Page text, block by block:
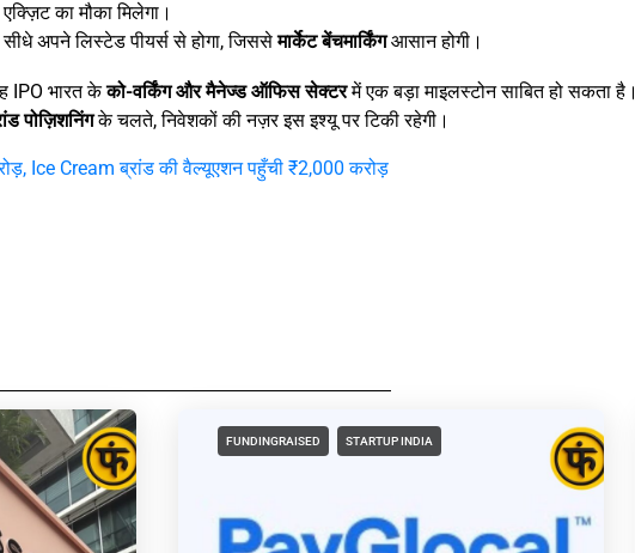
का मौका मिलेगा।
अपने लिस्टेड पीयर्स से होगा, जिससेमार्केट बेंचमार्किंगआसान होगी।
IPO भारत केको-वर्किंग और मैनेज्ड ऑफिस सेक्टरमें एक बड़ा माइलस्टोन साबित हो सकता है।
पोज़िशनिंगके चलते, निवेशकों की नज़र इस इश्यू पर टिकी रहेगी।
Ice Cream ब्रांड की वैल्यूएशन पहुँची ₹2,000 करोड़
FUNDINGRAISED STARTUP INDIA